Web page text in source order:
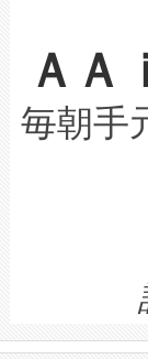
取得で
設には
最高経
す。「
ームを
きます
限を超
持でき
ービス
テリー
念は、
ます。
quality
BESS
なレー
な環境
キロメ
LiDAR
は1535
イズの
す。ノ
ートル
Ａ
毎朝手